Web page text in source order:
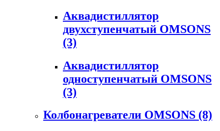
Аквадистиллятор
двухступенчатый OMSONS
(3)
Аквадистиллятор
одноступенчатый OMSONS
(3)
Колбонагреватели OMSONS (8)